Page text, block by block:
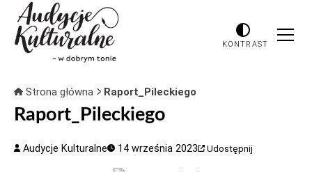
KONTRAST
Strona główna Raport_Pileckiego
Raport_Pileckiego
Audycje Kulturalne 14 września 2023 Udostępnij